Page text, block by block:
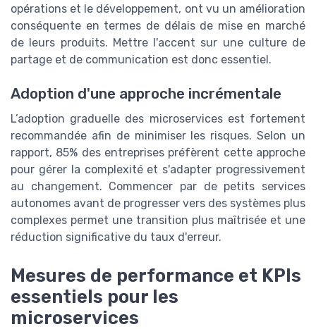
opérations et le développement, ont vu un amélioration
conséquente en termes de délais de mise en marché
de leurs produits. Mettre l'accent sur une culture de
partage et de communication est donc essentiel.
Adoption d'une approche incrémentale
L’adoption graduelle des microservices est fortement
recommandée afin de minimiser les risques. Selon un
rapport, 85% des entreprises préfèrent cette approche
pour gérer la complexité et s'adapter progressivement
au changement. Commencer par de petits services
autonomes avant de progresser vers des systèmes plus
complexes permet une transition plus maîtrisée et une
réduction significative du taux d'erreur.
Mesures de performance et KPIs
essentiels pour les
microservices